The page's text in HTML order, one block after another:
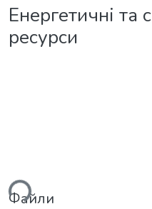
Енергетичні та
ресурси
Файли